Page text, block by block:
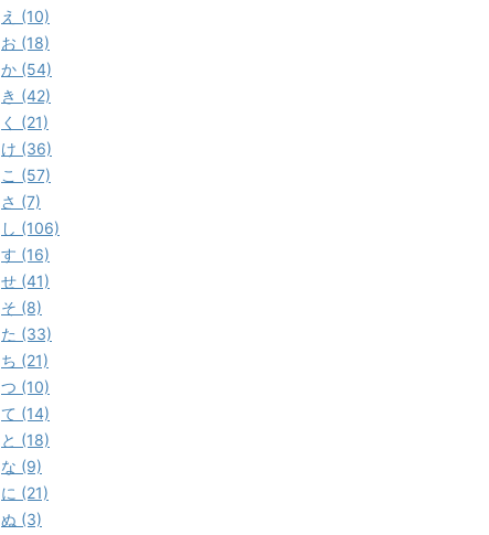
え (10)
お (18)
か (54)
き (42)
く (21)
け (36)
こ (57)
さ (7)
し (106)
す (16)
せ (41)
そ (8)
た (33)
ち (21)
つ (10)
て (14)
と (18)
な (9)
に (21)
ぬ (3)